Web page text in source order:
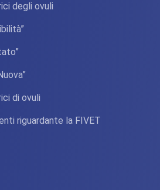
degli ovuli
di ovuli
riguardante la FIVET